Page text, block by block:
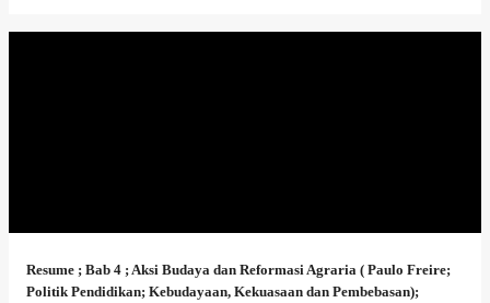
Resume ; Bab 4 ; Aksi Budaya dan Reformasi Agraria ( Paulo Freire;
Politik Pendidikan; Kebudayaan, Kekuasaan dan Pembebasan);